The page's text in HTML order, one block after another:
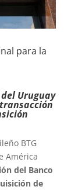
para la
Uruguay
BTG
América
del Banco
de